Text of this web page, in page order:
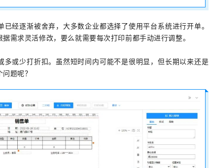
经逐渐被舍弃，大多数企业都选择了使用平台系统进行开单。
需求灵活修改，要么就需要每次打印前都手动进行调整。
多或少打折扣。虽然短时间内可能不是很明显，但长期以来还是
题呢？